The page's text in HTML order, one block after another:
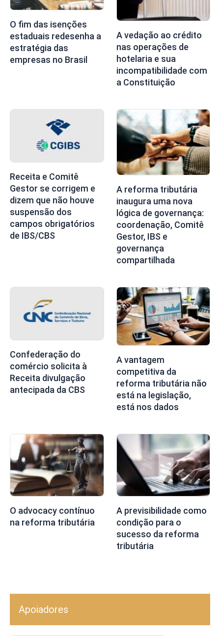
O fim das isenções
estaduais redesenha a
estratégia das
empresas no Brasil
A vedação ao crédito
nas operações de
hotelaria e sua
incompatibilidade com
a Constituição
Receita e Comitê
Gestor se corrigem e
dizem que não houve
suspensão dos
campos obrigatórios
de IBS/CBS
A reforma tributária
inaugura uma nova
lógica de governança:
coordenação, Comitê
Gestor, IBS e
governança
compartilhada
Confederação do
comércio solicita à
Receita divulgação
antecipada da CBS
A vantagem
competitiva da
reforma tributária não
está na legislação,
está nos dados
O advocacy contínuo
na reforma tributária
A previsibilidade como
condição para o
sucesso da reforma
tributária
Apoiadores